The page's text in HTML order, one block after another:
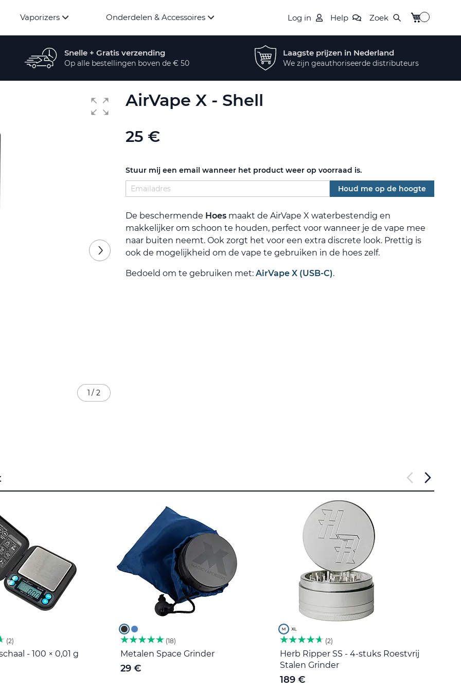
Vaporizers Onderdelen & Accessoires Log in Help Zoek Winkelwagen
Snelle + Gratis verzending
Op alle bestellingen boven de € 50
Laagste prijzen in Nederland
We zijn geauthoriseerde distributeurs
AirVape X - Shell
25 €
Stuur mij een email wanneer het product weer op voorraad is.
Houd me op de hoogte
De beschermende Hoes maakt de AirVape X waterbestendig en
makkelijker om schoon te houden, perfect voor wanneer je de vape mee
naar buiten neemt. Ook zorgt het voor een extra discrete look. Prettig is
ook de mogelijkheid om de vape te gebruiken in de hoes zelf.
Bedoeld om te gebruiken met: AirVape X (USB-C).
1 / 2
2
- 100 × 0,01 g
18
Metalen Space Grinder
29 €
2
Herb Ripper SS - 4-stuks Roestvrij
Stalen Grinder
189 €